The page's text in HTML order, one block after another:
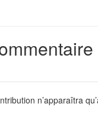
n’apparaîtra